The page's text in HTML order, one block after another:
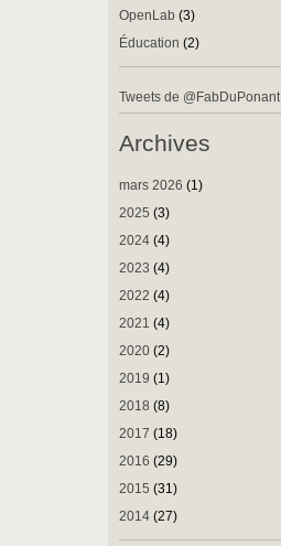
OpenLab (3)
Éducation (2)
Tweets de @FabDuPonant
Archives
mars 2026 (1)
2025 (3)
2024 (4)
2023 (4)
2022 (4)
2021 (4)
2020 (2)
2019 (1)
2018 (8)
2017 (18)
2016 (29)
2015 (31)
2014 (27)